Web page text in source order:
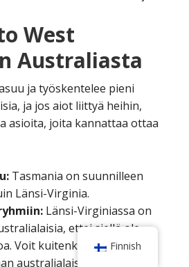
West
Australiasta
ja työskentelee pieni
ja jos aiot liittyä heihin,
asioita, joita kannattaa ottaa
Tasmania on suunnilleen
Länsi-Virginia.
Länsi-Virginiassa on
ettei siellä ole
Voit kuitenkin aina
australialaisen
Finnish